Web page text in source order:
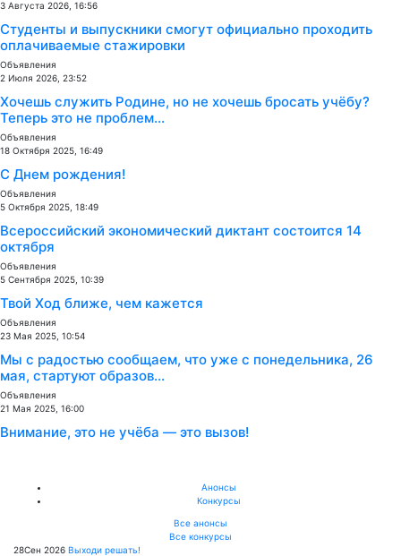
3 Августа 2026, 16:56
Студенты и выпускники смогут официально проходить
оплачиваемые стажировки
Объявления
2 Июля 2026, 23:52
Хочешь служить Родине, но не хочешь бросать учёбу?
Теперь это не проблем...
Объявления
18 Октября 2025, 16:49
С Днем рождения!
Объявления
5 Октября 2025, 18:49
Всероссийский экономический диктант состоится 14
октября
Объявления
5 Сентября 2025, 10:39
Твой Ход ближе, чем кажется
Объявления
23 Мая 2025, 10:54
Мы с радостью сообщаем, что уже с понедельника, 26
мая, стартуют образов...
Объявления
21 Мая 2025, 16:00
Внимание, это не учёба — это вызов!
Анонсы
Конкурсы
Все анонсы
Все конкурсы
28Сен 2026 Выходи решать!